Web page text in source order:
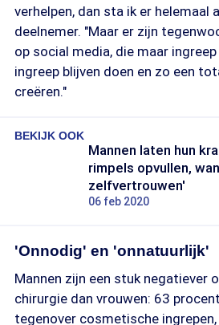
verhelpen, dan sta ik er helemaal
deelnemer. "Maar er zijn
op social media, die maar
ingreep blijven doen en zo een
creëren."
BEKIJK OOK
Mannen laten hun
rimpels opvullen,
zelfvertrouwen'
06 feb 2020
'Onnodig' en 'onnatuurlijk'
Mannen zijn een stuk negatiever
chirurgie dan vrouwen: 63
tegenover cosmetische